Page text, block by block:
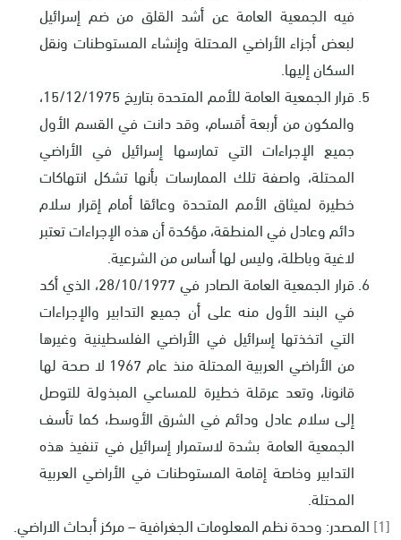
فيه الجمعية العامة عن أشد القلق من ضم إسرائيل
لبعض أجزاء الأراضي المحتلة وإنشاء المستوطنات ونقل
السكان إليها.
قرار الجمعية العامة للأمم المتحدة بتاريخ 15/12/1975،
والمكون من أربعة أقسام، وقد دانت في القسم الأول
جميع الإجراءات التي تمارسها إسرائيل في الأراضي
المحتلة، واصفة تلك الممارسات بأنها تشكل انتهاكات
خطيرة لميثاق الأمم المتحدة وعائقا أمام إقرار سلام
دائم وعادل في المنطقة، مؤكدة أن هذه الإجراءات تعتبر
لاغية وباطلة، وليس لها أساس من الشرعية.
قرار الجمعية العامة الصادر في 28/10/1977، الذي أكد
في البند الأول منه على أن جميع التدابير والإجراءات
التي اتخذتها إسرائيل في الأراضي الفلسطينية وغيرها
من الأراضي العربية المحتلة منذ عام 1967 لا صحة لها
قانونا، وتعد عرقلة خطيرة للمساعي المبذولة للتوصل
إلى سلام عادل ودائم في الشرق الأوسط، كما تأسف
الجمعية العامة بشدة لاستمرار إسرائيل في تنفيذ هذه
التدابير وخاصة إقامة المستوطنات في الأراضي العربية
المحتلة.
[1]المصدر: وحدة نظم المعلومات الجغرافية – مركز أبحاث الاراضي.